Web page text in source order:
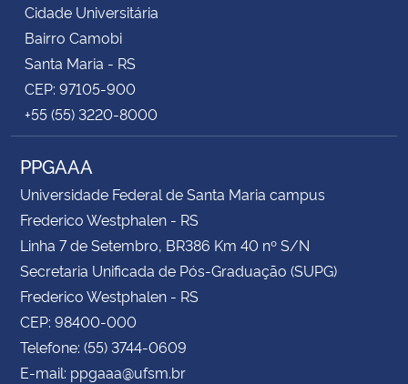
Secretaria-Geral
Secretaria de Governo
Gabinete de Segurança Institucional
Advocacia-Geral da União
Cidade Universitária
Bairro Camobi
Santa Maria - RS
CEP: 97105-900
+55 (55) 3220-8000
PPGAAA
Universidade Federal de Santa Maria campus
Frederico Westphalen - RS
Linha 7 de Setembro, BR386 Km 40 nº S/N
Secretaria Unificada de Pós-Graduação (SUPG)
Frederico Westphalen - RS
CEP: 98400-000
Telefone: (55) 3744-0609
E-mail: ppgaaa@ufsm.br